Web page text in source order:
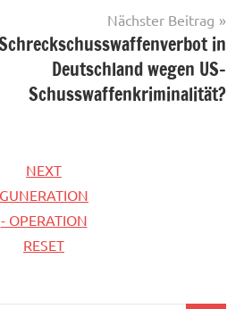
Nächster Beitrag
in
Deutschland wegen US-
Schusswaffenkriminalität?
NEXT
GUNERATION
- OPERATION
RESET